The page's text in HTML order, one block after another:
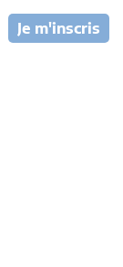
Je m'inscris